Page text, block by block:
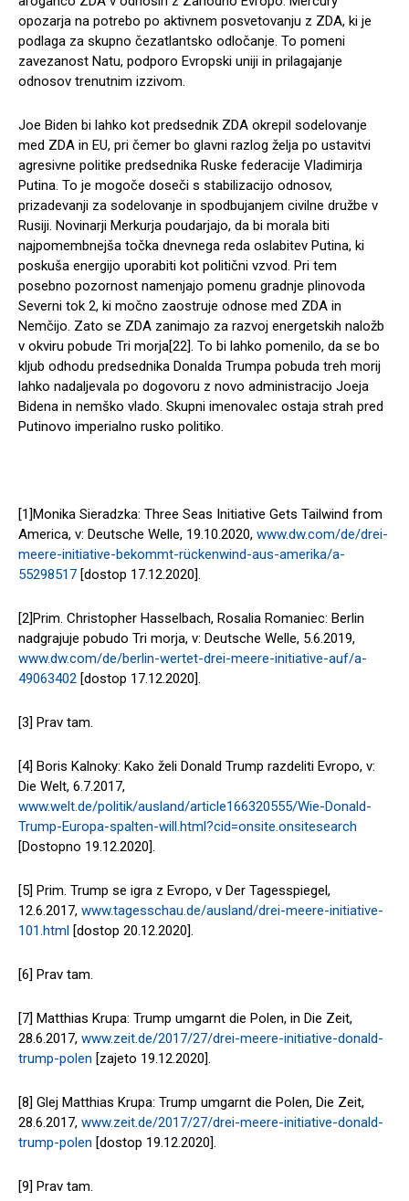
opozarja na potrebo po aktivnem posvetovanju z ZDA, ki je
podlaga za skupno čezatlantsko odločanje. To pomeni
zavezanost Natu, podporo Evropski uniji in prilagajanje
odnosov trenutnim izzivom.
Joe Biden bi lahko kot predsednik ZDA okrepil sodelovanje
med ZDA in EU, pri čemer bo glavni razlog želja po ustavitvi
agresivne politike predsednika Ruske federacije Vladimirja
Putina. To je mogoče doseči s stabilizacijo odnosov,
prizadevanji za sodelovanje in spodbujanjem civilne družbe v
Rusiji. Novinarji Merkurja poudarjajo, da bi morala biti
najpomembnejša točka dnevnega reda oslabitev Putina, ki
poskuša energijo uporabiti kot politični vzvod. Pri tem
posebno pozornost namenjajo pomenu gradnje plinovoda
Severni tok 2, ki močno zaostruje odnose med ZDA in
Nemčijo. Zato se ZDA zanimajo za razvoj energetskih naložb
v okviru pobude Tri morja[22]. To bi lahko pomenilo, da se bo
kljub odhodu predsednika Donalda Trumpa pobuda treh morij
lahko nadaljevala po dogovoru z novo administracijo Joeja
Bidena in nemško vlado. Skupni imenovalec ostaja strah pred
Putinovo imperialno rusko politiko.
[1]Monika Sieradzka: Three Seas Initiative Gets Tailwind from
America, v: Deutsche Welle, 19.10.2020, www.dw.com/de/drei-
meere-initiative-bekommt-rückenwind-aus-amerika/a-
55298517 [dostop 17.12.2020].
[2]Prim. Christopher Hasselbach, Rosalia Romaniec: Berlin
nadgrajuje pobudo Tri morja, v: Deutsche Welle, 5.6.2019,
www.dw.com/de/berlin-wertet-drei-meere-initiative-auf/a-
49063402 [dostop 17.12.2020].
[3] Prav tam.
[4] Boris Kalnoky: Kako želi Donald Trump razdeliti Evropo, v:
Die Welt, 6.7.2017,
www.welt.de/politik/ausland/article166320555/Wie-Donald-
Trump-Europa-spalten-will.html?cid=onsite.onsitesearch
[Dostopno 19.12.2020].
[5] Prim. Trump se igra z Evropo, v Der Tagesspiegel,
12.6.2017, www.tagesschau.de/ausland/drei-meere-initiative-
101.html [dostop 20.12.2020].
[6] Prav tam.
[7] Matthias Krupa: Trump umgarnt die Polen, in Die Zeit,
28.6.2017, www.zeit.de/2017/27/drei-meere-initiative-donald-
trump-polen [zajeto 19.12.2020].
[8] Glej Matthias Krupa: Trump umgarnt die Polen, Die Zeit,
28.6.2017, www.zeit.de/2017/27/drei-meere-initiative-donald-
trump-polen [dostop 19.12.2020].
[9] Prav tam.